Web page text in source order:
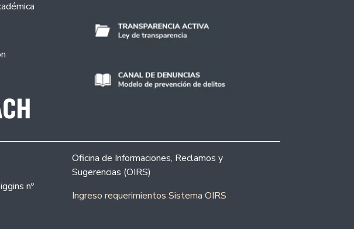
nº
Oficina de Informaciones, Reclamos y
Sugerencias (OIRS)
Ingreso requerimientos Sistema OIRS